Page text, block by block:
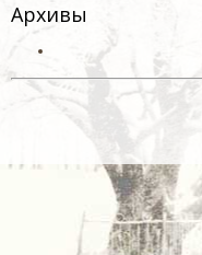
Архивы